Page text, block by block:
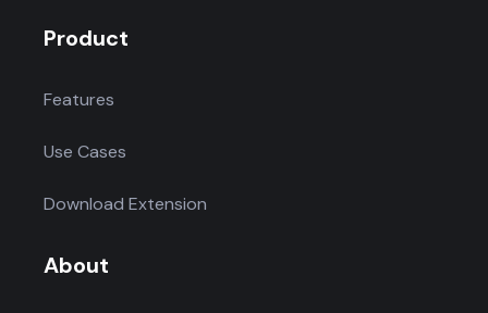
Product
Features
Use Cases
Download Extension
About